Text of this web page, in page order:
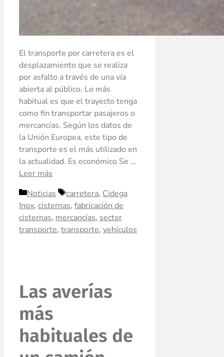
El transporte por carretera es el
desplazamiento que se realiza
por asfalto a través de una vía
abierta al público. Lo más
habitual es que el trayecto tenga
como fin transportar pasajeros o
mercancías. Según los datos de
la Unión Europea, este tipo de
transporte es el más utilizado en
la actualidad. Es económico Se …
Leer más
Noticias
carretera, Cidega
Inox, cisternas, fabricación de
cisternas, mercancías, sector
transporte, transporte, vehículos
Las averías
más
habituales de